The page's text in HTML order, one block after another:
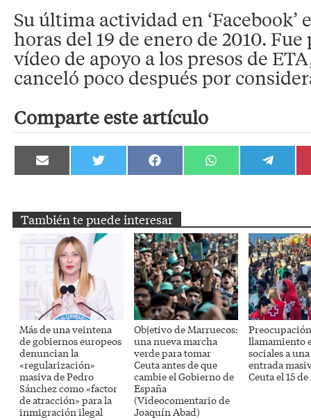
Su última actividad en ‘Facebook’
horas del 19 de enero de 2010.
vídeo de apoyo a los presos de
canceló poco después por
Comparte este artículo
Compartir
en
Compartir
en
Compartir
en
Compartir
en
Compartir
en
También te puede interesar
Más de una veintena
de gobiernos europeos
denuncian la
«regularización»
masiva de Pedro
Sánchez como «factor
de atracción» para la
inmigración ilegal
Objetivo de Marruecos:
una nueva marcha
verde para tomar
Ceuta antes de que
cambie el Gobierno de
España
(Videocomentario de
Joaquín Abad)
llamamiento
sociales a
entrada
Ceuta el 15